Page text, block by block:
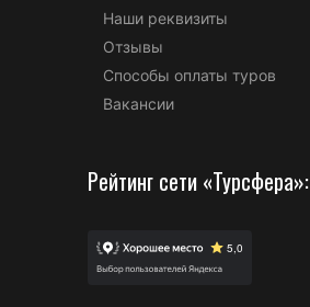
Наши реквизиты
Отзывы
Способы оплаты туров
Вакансии
Рейтинг сети «Турсфера»: